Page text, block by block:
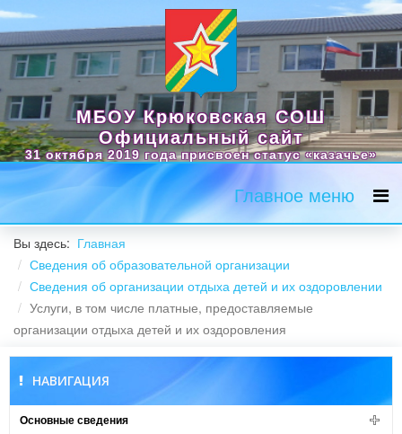
МБОУ Крюковская СОШ
Официальный сайт
31 октября 2019 года присвоен статус «казачье»
Главное меню
Вы здесь: Главная
Сведения об образовательной организации
Сведения об организации отдыха детей и их оздоровлении
Услуги, в том числе платные, предоставляемые
организации отдыха детей и их оздоровления
НАВИГАЦИЯ
Основные сведения